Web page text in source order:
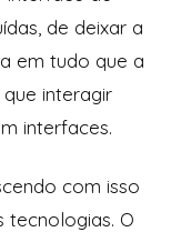
de deixar a
em tudo que a
interagir
interfaces.
com isso
tecnologias. O